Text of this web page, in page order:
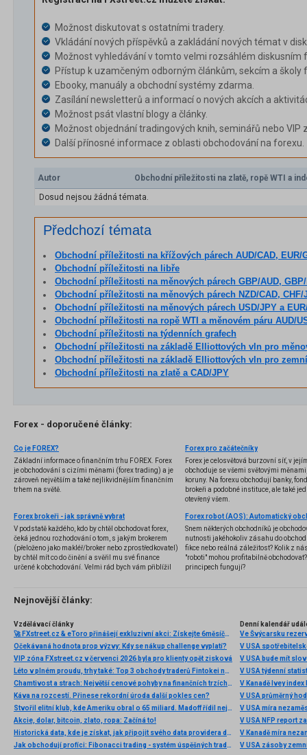
Možnost diskutovat s ostatními tradery.
Vkládání nových příspěvků a zakládání nových témat v
Možnost vyhledávání v tomto velmi rozsáhlém diskusním
Přístup k uzamčeným odborným článkům, sekcím a školy
Ebooky, manuály a obchodní systémy zdarma.
Zasílání newsletterů a informací o nových akcích a
Možnost psát vlastní blogy a články.
Možnost objednání tradingových knih, seminářů nebo VIP
Další přínosné informace z oblasti obchodování na forexu.
Autor
Obchodní příležitosti na zlatě, ropě WTI a
Dosud nejsou žádná témata.
Předchozí témata
Obchodní příležitosti na křížových párech AUD/CAD, EUR/GBP
Obchodní příležitosti na libře
Obchodní příležitosti na měnových párech GBP/AUD, GBP/NZD
Obchodní příležitosti na měnových párech NZD/CAD, CHF/JPY a
Obchodní příležitosti na měnových párech USD/JPY a
Obchodní příležitosti na ropě WTI a měnovém páru AUD/
Obchodní příležitosti na týdenních grafech
Obchodní příležitosti na základě Elliottových vln pro měnové páry AUD/NZD, GBP/
Obchodní příležitosti na základě Elliottových vln pro zemní plyn, GBP/JPY a vyhodnocení
Obchodní příležitosti na zlatě a CAD/JPY
Forex - doporučené články:
Co je FOREX?
Základní informace o finančním trhu FOREX. Forex
je obchodování s cizími měnami (forex trading) a je
zároveň největším a také nejlikvidnějším finančním
trhem na světě.
Forex pro začátečníky
Forex je celosvětová burzovní síť, v
obchoduje se všemi světovými
koruny. Na forexu obchodují banky,
brokeři a podobné instituce, ale také
otevřený všem.
Forex brokeři - jak správně vybrat
V podstatě každého, kdo by chtěl obchodovat forex,
čeká jednou rozhodování o tom, s jakým brokerem
(přeloženo jako makléř/broker nebo zprostředkovatel)
by chtěl mít co do činění a svěřil mu své finance
určené k obchodování. Velmi rád bych vám přiblížil
několik příkladů nejznámějších z nich.
Snem některých obchodníků je
nutnosti jakéhokoliv zásahu do
fikce nebo reálná záležitost? Kolik z
"roboti" mohou profitabilně
principech fungují?
Nejnovější články:
Vzdělávací články
🚀 FXstreet.cz & eToro přinášejí exkluzivní akci: Získejte 6měsíční členství ve VIP zóně ZDARMA
Očekávaná hodnota prop výzvy: Kdy se nákup challenge vyplatí?
VIP zóna FXstreet.cz v červenci 2026 byla pro klienty opět zisková
Léto v plném proudu, trhy také: Top 3 obchody traderů Fintokei na indexech a zlatě
Chamtivost a strach: Největší cenové pohyby na finančních trzích (červenec 2026)
Káva na rozcestí. Přinese rekordní úroda další pokles cen?
Stvořil elitní klub, kde Ameriku obral o 65 miliard. Madoff řídil největší Ponzi dějin
Akcie, dolar, bitcoin, zlato, ropa: Začíná to!
Historická data, kde je získat, jak připojit svého data providera do MultiCharts a proč je budeme potřebovat? (4. díl)
Jak obchodují profíci: Fibonacci trading - systém úspěšných traderů
Denní kalendář
Ve Švýcarsku
V USA
V USA bude mít
V USA týdenní
V Kanadě Ivey index
V USA průměrný
V USA míra
V USA NFP report
V Kanadě míra
V USA zásoby